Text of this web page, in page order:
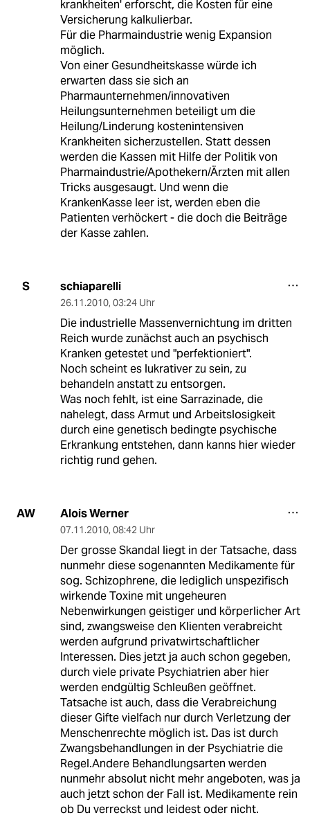
krankheiten' erforscht, die Kosten für eine
Versicherung kalkulierbar.
Für die Pharmaindustrie wenig Expansion
möglich.
Von einer Gesundheitskasse würde ich
erwarten dass sie sich an
Pharmaunternehmen/innovativen
Heilungsunternehmen beteiligt um die
Heilung/Linderung kostenintensiven
Krankheiten sicherzustellen. Statt dessen
werden die Kassen mit Hilfe der Politik von
Pharmaindustrie/Apothekern/Ärzten mit allen
Tricks ausgesaugt. Und wenn die
KrankenKasse leer ist, werden eben die
Patienten verhöckert - die doch die Beiträge
der Kasse zahlen.
S schiaparelli
26.11.2010, 03:24 Uhr
Die industrielle Massenvernichtung im dritten
Reich wurde zunächst auch an psychisch
Kranken getestet und "perfektioniert".
Noch scheint es lukrativer zu sein, zu
behandeln anstatt zu entsorgen.
Was noch fehlt, ist eine Sarrazinade, die
nahelegt, dass Armut und Arbeitslosigkeit
durch eine genetisch bedingte psychische
Erkrankung entstehen, dann kanns hier wieder
richtig rund gehen.
AW Alois Werner
07.11.2010, 08:42 Uhr
Der grosse Skandal liegt in der Tatsache, dass
nunmehr diese sogenannten Medikamente für
sog. Schizophrene, die lediglich unspezifisch
wirkende Toxine mit ungeheuren
Nebenwirkungen geistiger und körperlicher Art
sind, zwangsweise den Klienten verabreicht
werden aufgrund privatwirtschaftlicher
Interessen. Dies jetzt ja auch schon gegeben,
durch viele private Psychiatrien aber hier
werden endgültig Schleußen geöffnet.
Tatsache ist auch, dass die Verabreichung
dieser Gifte vielfach nur durch Verletzung der
Menschenrechte möglich ist. Das ist durch
Zwangsbehandlungen in der Psychiatrie die
Regel.Andere Behandlungsarten werden
nunmehr absolut nicht mehr angeboten, was ja
auch jetzt schon der Fall ist. Medikamente rein
ob Du verreckst und leidest oder nicht.